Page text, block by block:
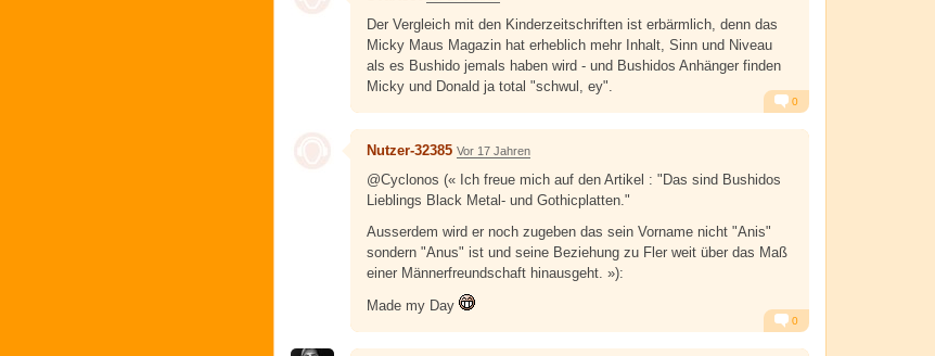
Der Vergleich mit den Kinderzeitschriften ist erbärmlich, denn das
Micky Maus Magazin hat erheblich mehr Inhalt, Sinn und Niveau
als es Bushido jemals haben wird - und Bushidos Anhänger finden
Micky und Donald ja total "schwul, ey".
Alarm Antworten
0
Nutzer-32385 Vor 17 Jahren
@Cyclonos (« Ich freue mich auf den Artikel : "Das sind Bushidos
Lieblings Black Metal- und Gothicplatten."
Ausserdem wird er noch zugeben das sein Vorname nicht "Anis"
sondern "Anus" ist und seine Beziehung zu Fler weit über das Maß
einer Männerfreundschaft hinausgeht. »):
Made my Day
Alarm Antworten
0